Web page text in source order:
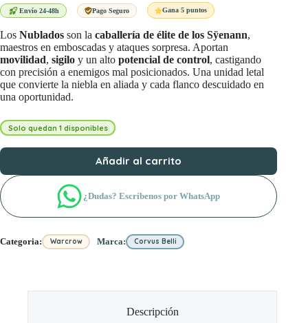
era:
es:
Envío 24-48h Pago Seguro Gana 5 puntos
Los Nublados son la caballería de élite de los Sÿenann,
maestros en emboscadas y ataques sorpresa. Aportan
movilidad, sigilo y un alto potencial de control, castigando
con precisión a enemigos mal posicionados. Una unidad letal
que convierte la niebla en aliada y cada flanco descuidado en
una oportunidad.
Solo quedan 1 disponibles
Añadir al carrito
¿Dudas? Escríbenos por WhatsApp
Categoria: Warcrow Marca: Corvus Belli
Descripción